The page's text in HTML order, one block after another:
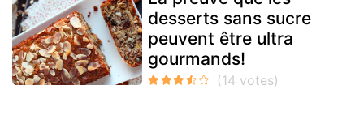
desserts sans sucre
peuvent être ultra
gourmands!